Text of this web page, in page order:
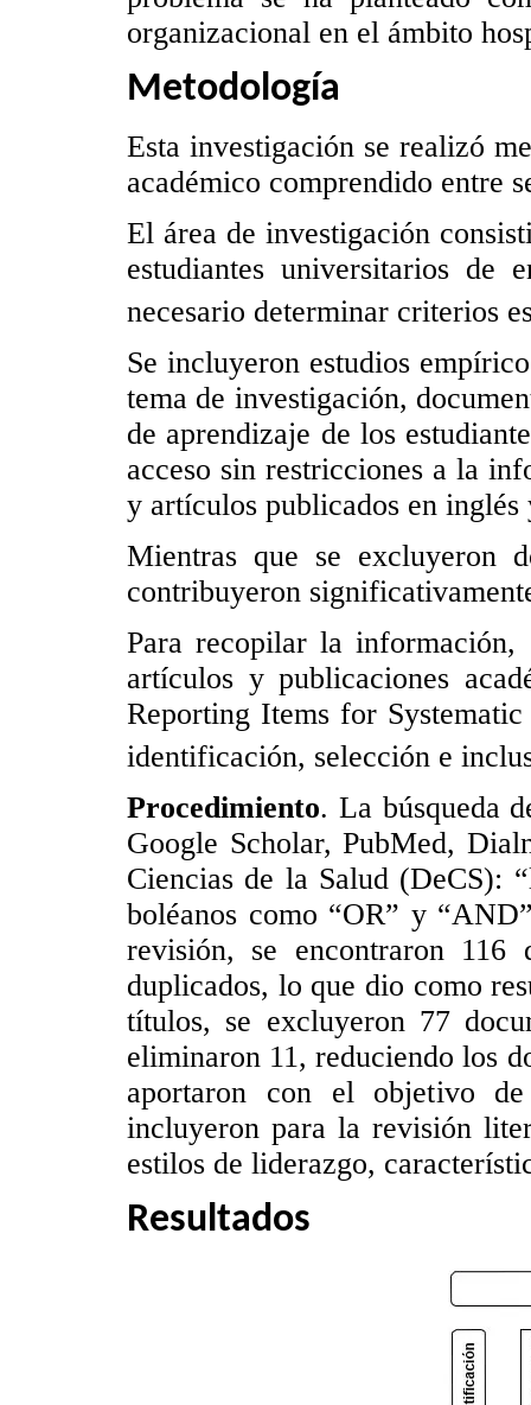
organizacional en el ámbito
Metodología
Esta investigación se realizó
académico comprendido entre
El área de investigación
estudiantes universitarios de
necesario determinar criterios
Se incluyeron estudios
tema de investigación,
de aprendizaje de los
acceso sin restricciones a la
y artículos publicados en
Mientras que se excluyeron
contribuyeron
Para recopilar la información,
artículos y publicaciones
Reporting Items for
identificación, selección e
Procedimiento. La búsqueda
Google Scholar, PubMed,
Ciencias de la Salud (DeCS):
boléanos como “OR” y
revisión, se encontraron
duplicados, lo que dio como
títulos, se excluyeron 77
eliminaron 11, reduciendo los
aportaron con el objetivo
incluyeron para la revisión
estilos de liderazgo,
Resultados